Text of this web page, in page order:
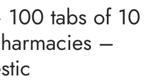
tabs of 10
–